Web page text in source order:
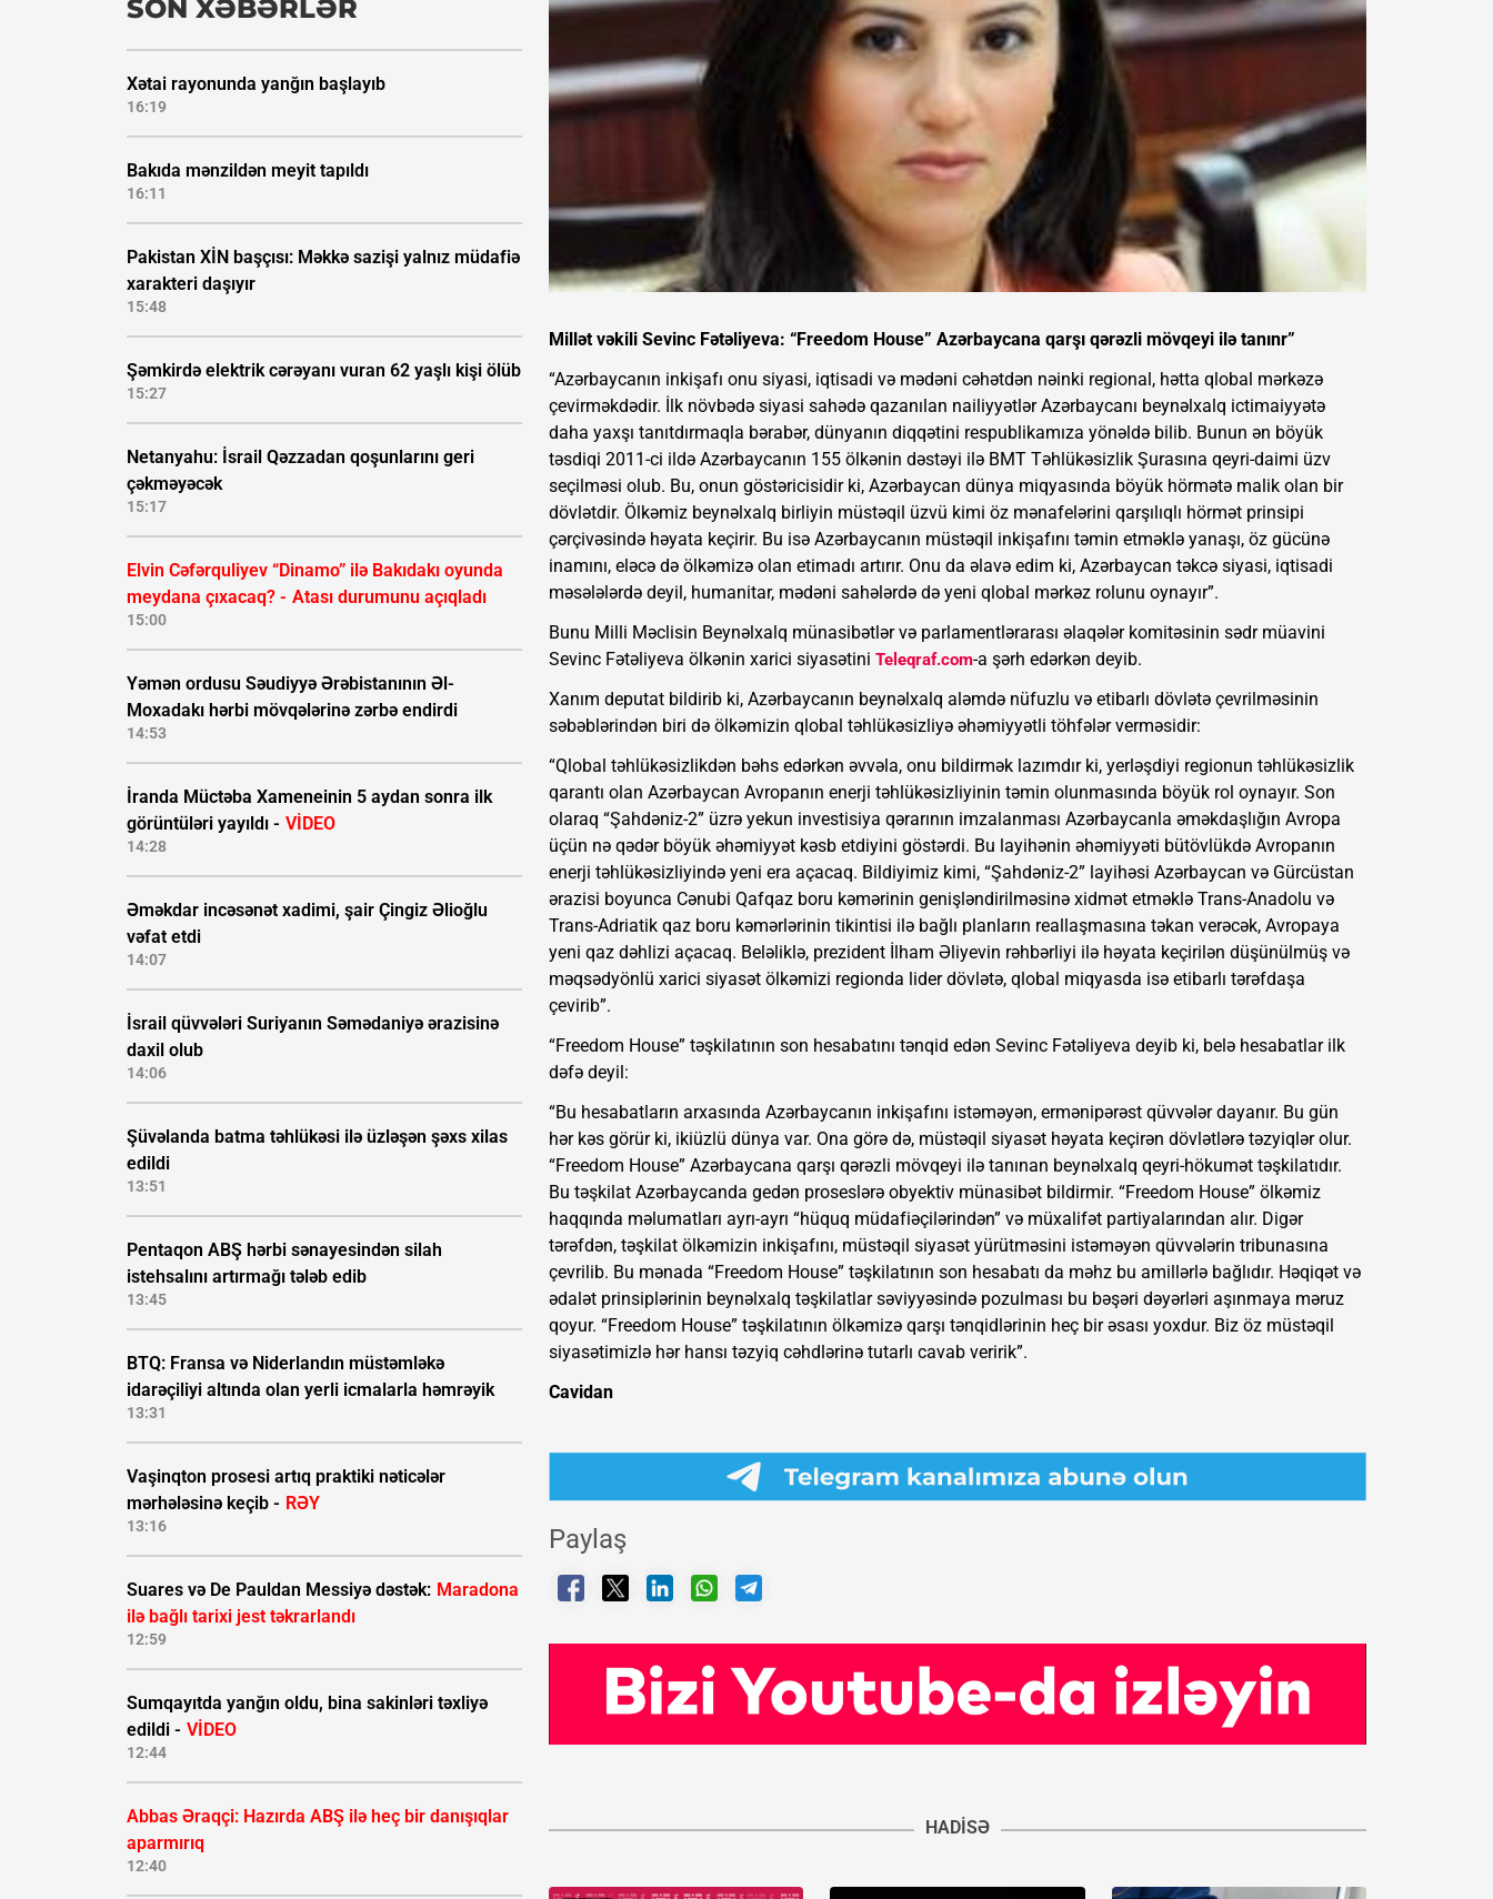
SON XƏBƏRLƏR
Xətai rayonunda yanğın başlayıb
16:19
Bakıda mənzildən meyit tapıldı
16:11
Pakistan XİN başçısı: Məkkə sazişi yalnız müdafiə
xarakteri daşıyır
15:48
Şəmkirdə elektrik cərəyanı vuran 62 yaşlı kişi ölüb
15:27
Netanyahu: İsrail Qəzzadan qoşunlarını geri
çəkməyəcək
15:17
Elvin Cəfərquliyev “Dinamo” ilə Bakıdakı oyunda
meydana çıxacaq? - Atası durumunu açıqladı
15:00
Yəmən ordusu Səudiyyə Ərəbistanının Əl-
Moxadakı hərbi mövqələrinə zərbə endirdi
14:53
İranda Müctəba Xameneinin 5 aydan sonra ilk
görüntüləri yayıldı - VİDEO
14:28
Əməkdar incəsənət xadimi, şair Çingiz Əlioğlu
vəfat etdi
14:07
İsrail qüvvələri Suriyanın Səmədaniyə ərazisinə
daxil olub
14:06
Şüvəlanda batma təhlükəsi ilə üzləşən şəxs xilas
edildi
13:51
Pentaqon ABŞ hərbi sənayesindən silah
istehsalını artırmağı tələb edib
13:45
BTQ: Fransa və Niderlandın müstəmləkə
idarəçiliyi altında olan yerli icmalarla həmrəyik
13:31
Vaşinqton prosesi artıq praktiki nəticələr
mərhələsinə keçib - RƏY
13:16
Suares və De Pauldan Messiyə dəstək: Maradona
ilə bağlı tarixi jest təkrarlandı
12:59
Sumqayıtda yanğın oldu, bina sakinləri təxliyə
edildi - VİDEO
12:44
Abbas Əraqçi: Hazırda ABŞ ilə heç bir danışıqlar
aparmırıq
12:40
Millət vəkili Sevinc Fətəliyeva: “Freedom House” Azərbaycana qarşı qərəzli mövqeyi ilə tanınr”
“Azərbaycanın inkişafı onu siyasi, iqtisadi və mədəni cəhətdən nəinki regional, hətta qlobal mərkəzə
çevirməkdədir. İlk növbədə siyasi sahədə qazanılan nailiyyətlər Azərbaycanı beynəlxalq ictimaiyyətə
daha yaxşı tanıtdırmaqla bərabər, dünyanın diqqətini respublikamıza yönəldə bilib. Bunun ən böyük
təsdiqi 2011-ci ildə Azərbaycanın 155 ölkənin dəstəyi ilə BMT Təhlükəsizlik Şurasına qeyri-daimi üzv
seçilməsi olub. Bu, onun göstəricisidir ki, Azərbaycan dünya miqyasında böyük hörmətə malik olan bir
dövlətdir. Ölkəmiz beynəlxalq birliyin müstəqil üzvü kimi öz mənafelərini qarşılıqlı hörmət prinsipi
çərçivəsində həyata keçirir. Bu isə Azərbaycanın müstəqil inkişafını təmin etməklə yanaşı, öz gücünə
inamını, eləcə də ölkəmizə olan etimadı artırır. Onu da əlavə edim ki, Azərbaycan təkcə siyasi, iqtisadi
məsələlərdə deyil, humanitar, mədəni sahələrdə də yeni qlobal mərkəz rolunu oynayır”.
Bunu Milli Məclisin Beynəlxalq münasibətlər və parlamentlərarası əlaqələr komitəsinin sədr müavini
Sevinc Fətəliyeva ölkənin xarici siyasətini Teleqraf.com-a şərh edərkən deyib.
Xanım deputat bildirib ki, Azərbaycanın beynəlxalq aləmdə nüfuzlu və etibarlı dövlətə çevrilməsinin
səbəblərindən biri də ölkəmizin qlobal təhlükəsizliyə əhəmiyyətli töhfələr verməsidir:
“Qlobal təhlükəsizlikdən bəhs edərkən əvvəla, onu bildirmək lazımdır ki, yerləşdiyi regionun təhlükəsizlik
qarantı olan Azərbaycan Avropanın enerji təhlükəsizliyinin təmin olunmasında böyük rol oynayır. Son
olaraq “Şahdəniz-2” üzrə yekun investisiya qərarının imzalanması Azərbaycanla əməkdaşlığın Avropa
üçün nə qədər böyük əhəmiyyət kəsb etdiyini göstərdi. Bu layihənin əhəmiyyəti bütövlükdə Avropanın
enerji təhlükəsizliyində yeni era açacaq. Bildiyimiz kimi, “Şahdəniz-2” layihəsi Azərbaycan və Gürcüstan
ərazisi boyunca Cənubi Qafqaz boru kəmərinin genişləndirilməsinə xidmət etməklə Trans-Anadolu və
Trans-Adriatik qaz boru kəmərlərinin tikintisi ilə bağlı planların reallaşmasına təkan verəcək, Avropaya
yeni qaz dəhlizi açacaq. Beləliklə, prezident İlham Əliyevin rəhbərliyi ilə həyata keçirilən düşünülmüş və
məqsədyönlü xarici siyasət ölkəmizi regionda lider dövlətə, qlobal miqyasda isə etibarlı tərəfdaşa
çevirib”.
“Freedom House” təşkilatının son hesabatını tənqid edən Sevinc Fətəliyeva deyib ki, belə hesabatlar ilk
dəfə deyil:
“Bu hesabatların arxasında Azərbaycanın inkişafını istəməyən, ermənipərəst qüvvələr dayanır. Bu gün
hər kəs görür ki, ikiüzlü dünya var. Ona görə də, müstəqil siyasət həyata keçirən dövlətlərə təzyiqlər olur.
“Freedom House” Azərbaycana qarşı qərəzli mövqeyi ilə tanınan beynəlxalq qeyri-hökumət təşkilatıdır.
Bu təşkilat Azərbaycanda gedən proseslərə obyektiv münasibət bildirmir. “Freedom House” ölkəmiz
haqqında məlumatları ayrı-ayrı “hüquq müdafiəçilərindən” və müxalifət partiyalarından alır. Digər
tərəfdən, təşkilat ölkəmizin inkişafını, müstəqil siyasət yürütməsini istəməyən qüvvələrin tribunasına
çevrilib. Bu mənada “Freedom House” təşkilatının son hesabatı da məhz bu amillərlə bağlıdır. Həqiqət və
ədalət prinsiplərinin beynəlxalq təşkilatlar səviyyəsində pozulması bu bəşəri dəyərləri aşınmaya məruz
qoyur. “Freedom House” təşkilatının ölkəmizə qarşı tənqidlərinin heç bir əsası yoxdur. Biz öz müstəqil
siyasətimizlə hər hansı təzyiq cəhdlərinə tutarlı cavab veririk”.
Cavidan
Paylaş
HADISƏ